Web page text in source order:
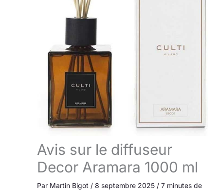
Avis sur le diffuseur
Decor Aramara 1000 ml
Par Martin Bigot / 8 septembre 2025 / 7 minutes de